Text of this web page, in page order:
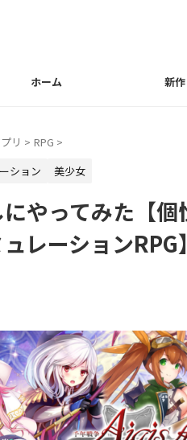
ホーム 新作
リ > RPG >
ション 美少女
やってみた【
レーション